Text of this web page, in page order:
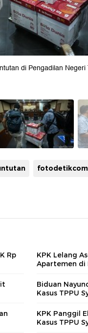
di Pengadilan
fotodetikcom
Rp
KPK Lelang
Apartemen di
Biduan
Kasus TPPU
KPK Panggil
Kasus TPPU